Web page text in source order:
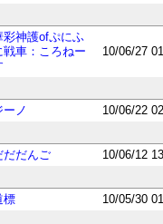
彩神護ofぷにふ
戦車：ころねー
10/06/27
ーノ 10/06/22
だだんご 10/06/12
標 10/05/30